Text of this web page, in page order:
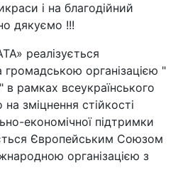
і на благодійний
дякуємо !!!
реалізується
громадською організацією "
рамках всеукраїнського
зміцнення стійкості
економічної підтримки
Європейським Союзом
організацією з